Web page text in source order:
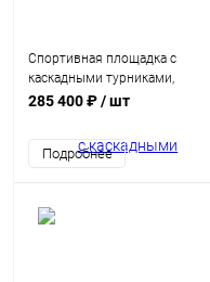
Спортивная площадка с
каскадными турниками,
брусьями, шведской стенкой и
285 400 ₽/ шт
Подробнее